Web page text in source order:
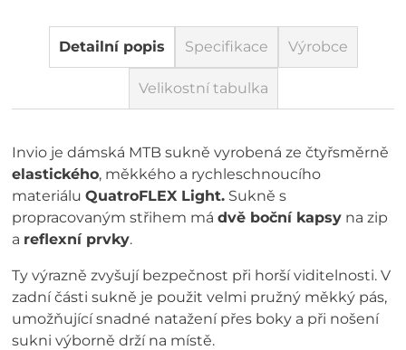
Detailní popis Specifikace Výrobce
Velikostní tabulka
Invio je dámská MTB sukně vyrobená ze čtyřsměrně
elastického, měkkého a rychleschnoucího
materiáluQuatroFLEX Light. Sukně s
propracovaným střihem mádvě boční kapsy na zip
a reflexní prvky.
Ty výrazně zvyšují bezpečnost při horší viditelnosti. V
zadní části sukně je použit velmi pružný měkký pás,
umožňující snadné natažení přes boky a při nošení
sukni výborně drží na místě.